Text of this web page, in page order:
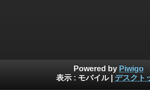
Powered by Piwigo
表示 : モバイル| デスクト